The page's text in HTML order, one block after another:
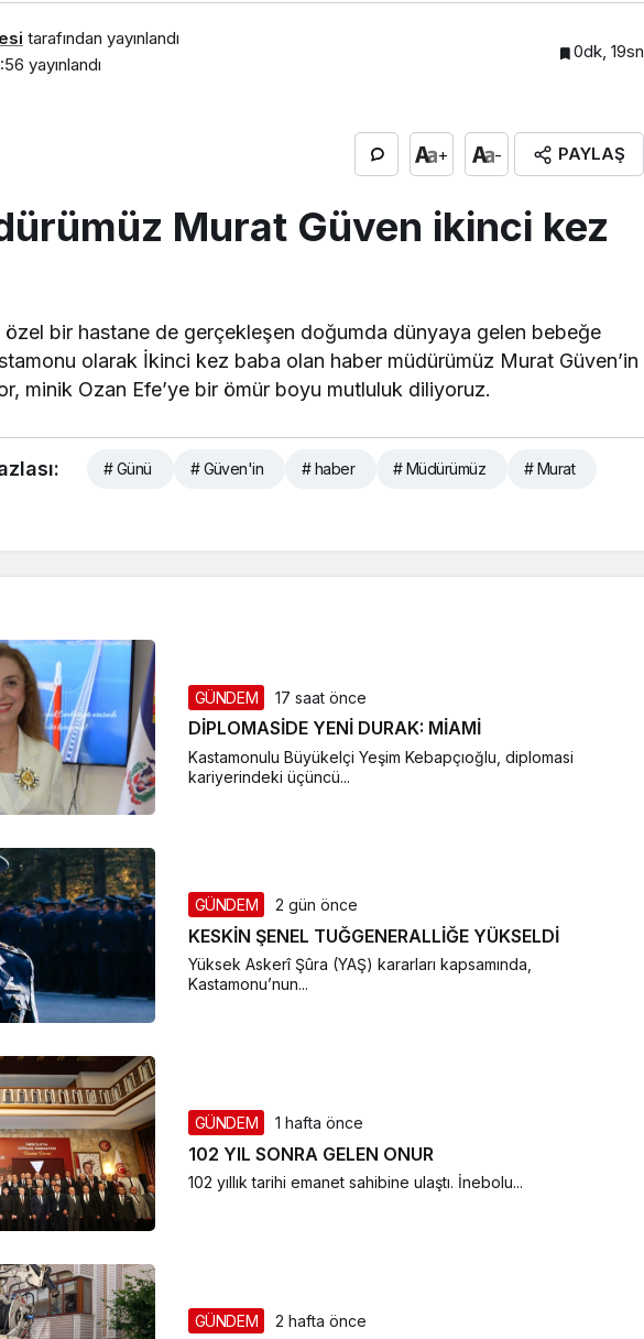
tarafından yayınlandı
yayınlandı
0dk, 19sn
+ - PAYLAŞ
Murat Güven ikinci kez
özel bir hastane de gerçekleşen doğumda dünyaya gelen bebeğe
olarak İkinci kez baba olan haber müdürümüz Murat Güven’in
minik Ozan Efe’ye bir ömür boyu mutluluk diliyoruz.
# Günü # Güven'in # haber # Müdürümüz # Murat
GÜNDEM 17 saat önce
DİPLOMASİDE YENİ DURAK: MİAMİ
Kastamonulu Büyükelçi Yeşim Kebapçıoğlu, diplomasi
kariyerindeki üçüncü...
GÜNDEM 2 gün önce
KESKİN ŞENEL TUĞGENERALLİĞE YÜKSELDİ
Yüksek Askerî Şûra (YAŞ) kararları kapsamında,
Kastamonu’nun...
GÜNDEM 1 hafta önce
102 YIL SONRA GELEN ONUR
102 yıllık tarihi emanet sahibine ulaştı. İnebolu...
GÜNDEM 2 hafta önce